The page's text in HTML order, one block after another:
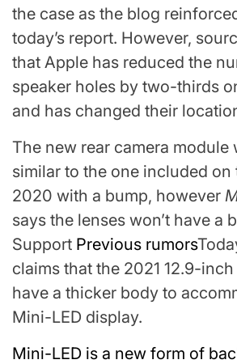
the case as the blog
today’s report. However,
that Apple has reduced the
speaker holes by two-thirds
and has changed their
The new rear camera module
similar to the one included on
2020 with a bump, however
says the lenses won’t have a
Support Previous rumors
claims that the 2021 12.9-
have a thicker body to
Mini-LED display.
Mini-LED is a new form of